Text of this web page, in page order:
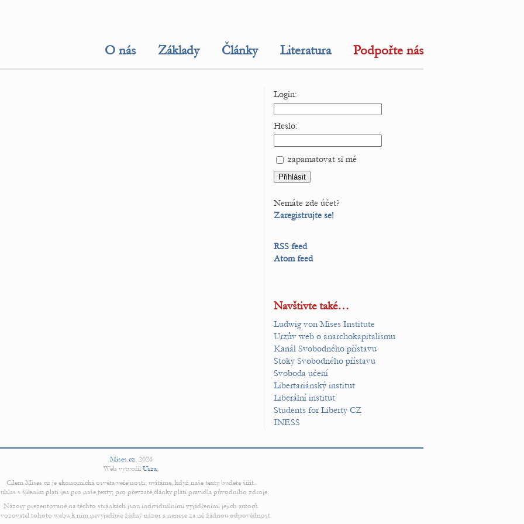
O nás Základy Články Literatura Podpořte nás
Login:
Heslo:
zapamatovat si mě
Nemáte zde účet?
Zaregistrujte se!
RSS feed
Atom feed
Navštivte také…
Ludwig von Mises Institute
Urzův web o anarchokapitalismu
Kanál Svobodného přístavu
Stoky Svobodného přístavu
Svoboda učení
Libertariánský institut
Liberální institut
Students for Liberty CZ
INESS
Mises.cz, 2026
Web vytvořil Urza.
Cílem Mises.cz je ekonomická osvěta veřejnosti; uvítáme, když naše texty budete šířit.
s šířením platí jen pro naše texty; pro převzaté články platí pravidla původního zdroje.
Názory prezentované na těchto stránkách jsou individuálními vyjádřeními jejich autorů.
tohoto webu k nim nevyjadřuje žádný názor a nenese za ně žádnou odpovědnost.